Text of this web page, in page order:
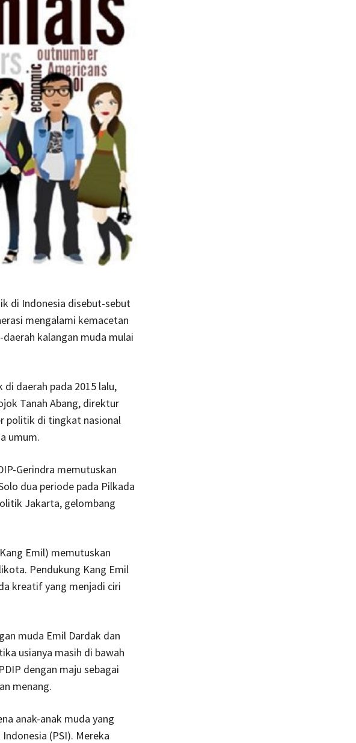
di Indonesia disebut-sebut
mengalami kemacetan
kalangan muda mulai
di daerah pada 2015 lalu,
Tanah Abang, direktur
politik di tingkat nasional
umum.
Gerindra memutuskan
dua periode pada Pilkada
Jakarta, gelombang
Emil) memutuskan
Pendukung Kang Emil
kreatif yang menjadi ciri
muda Emil Dardak dan
usianya masih di bawah
dengan maju sebagai
menang.
anak-anak muda yang
(PSI). Mereka